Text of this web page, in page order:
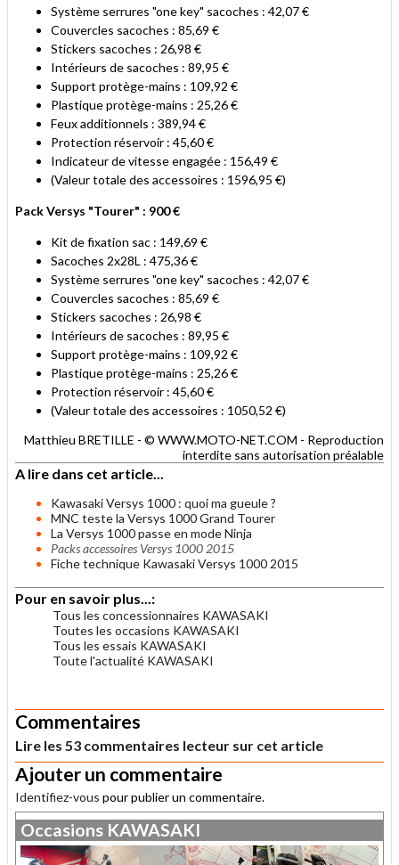
Système serrures "one key" sacoches : 42,07 €
Couvercles sacoches : 85,69 €
Stickers sacoches : 26,98 €
Intérieurs de sacoches : 89,95 €
Support protège-mains : 109,92 €
Plastique protège-mains : 25,26 €
Feux additionnels : 389,94 €
Protection réservoir : 45,60 €
Indicateur de vitesse engagée : 156,49 €
(Valeur totale des accessoires : 1596,95 €)
Pack Versys "Tourer" : 900 €
Kit de fixation sac : 149,69 €
Sacoches 2x28L : 475,36 €
Système serrures "one key" sacoches : 42,07 €
Couvercles sacoches : 85,69 €
Stickers sacoches : 26,98 €
Intérieurs de sacoches : 89,95 €
Support protège-mains : 109,92 €
Plastique protège-mains : 25,26 €
Protection réservoir : 45,60 €
(Valeur totale des accessoires : 1050,52 €)
Matthieu BRETILLE - © WWW.MOTO-NET.COM - Reproduction
interdite sans autorisation préalable
A lire dans cet article...
Kawasaki Versys 1000 : quoi ma gueule ?
MNC teste la Versys 1000 Grand Tourer
La Versys 1000 passe en mode Ninja
Packs accessoires Versys 1000 2015
Fiche technique Kawasaki Versys 1000 2015
Pour en savoir plus...:
Tous les concessionnaires KAWASAKI
Toutes les occasions KAWASAKI
Tous les essais KAWASAKI
Toute l'actualité KAWASAKI
Commentaires
Lire les 53 commentaires lecteur sur cet article
Ajouter un commentaire
Identifiez-vous pour publier un commentaire.
Occasions KAWASAKI